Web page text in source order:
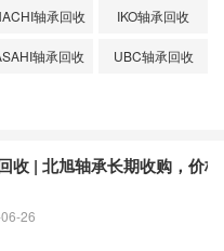
轴承回收 IKO轴承回收
轴承回收 UBC轴承回收
收 | 北旭轴承长期收购，价
26